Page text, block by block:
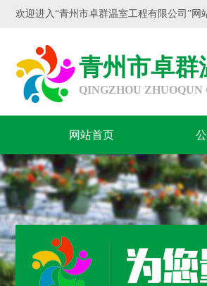
欢迎进入“青州市卓群温室工程有限公司”网
青州市卓群
QINGZHOU
网站首页